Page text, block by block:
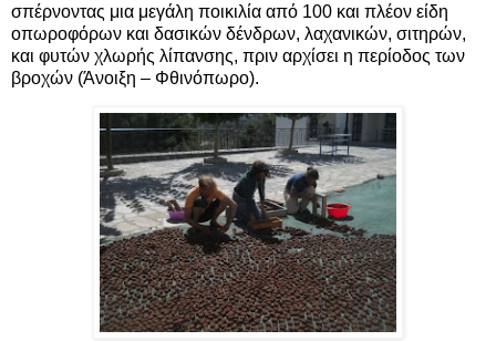
σπέρνοντας μια μεγάλη ποικιλία από 100 και πλέον είδη
οπωροφόρων και δασικών δένδρων, λαχανικών, σιτηρών,
και φυτών χλωρής λίπανσης, πριν αρχίσει η περίοδος των
βροχών (Άνοιξη – Φθινόπωρο).